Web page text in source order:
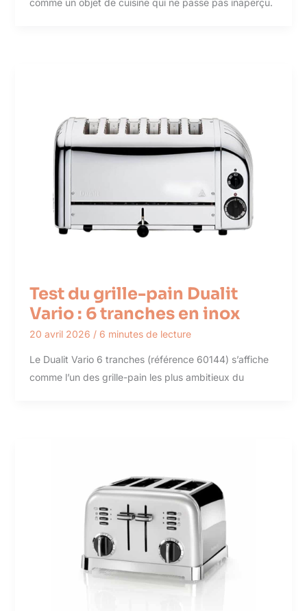
Test du grille-pain Dualit
Vario : 6 tranches en inox
20 avril 2026 / 6 minutes de lecture
Le Dualit Vario 6 tranches (référence 60144) s’affiche
comme l’un des grille-pain les plus ambitieux du